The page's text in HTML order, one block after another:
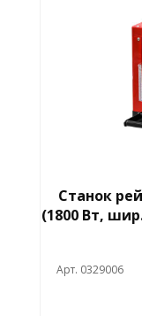
Станок
(1800 Вт,
Арт. 0329006